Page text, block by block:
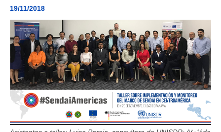
19/11/2018